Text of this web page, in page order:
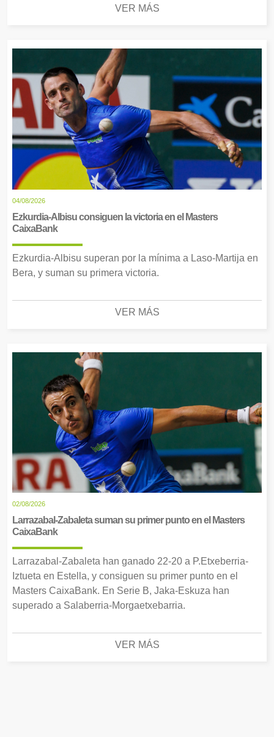
VER MÁS
04/08/2026
Ezkurdia-Albisu consiguen la victoria en el Masters
CaixaBank
Ezkurdia-Albisu superan por la mínima a Laso-Martija en
Bera, y suman su primera victoria.
VER MÁS
02/08/2026
Larrazabal-Zabaleta suman su primer punto en el Masters
CaixaBank
Larrazabal-Zabaleta han ganado 22-20 a P.Etxeberria-
Iztueta en Estella, y consiguen su primer punto en el
Masters CaixaBank. En Serie B, Jaka-Eskuza han
superado a Salaberria-Morgaetxebarria.
VER MÁS